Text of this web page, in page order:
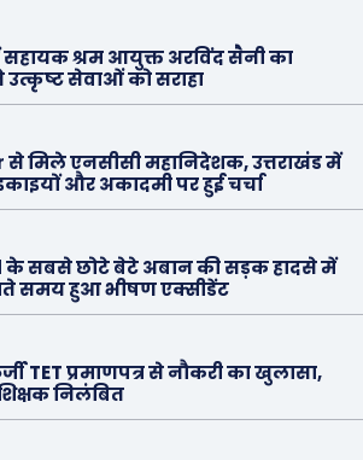
श्रम आयुक्त अरविंद सैनी का
सेवाओं को सराहा
से मिले एनसीसी महानिदेशक, उत्तराखंड में
और अकादमी पर हुई चर्चा
के सबसे छोटे बेटे अबान की सड़क हादसे में
समय हुआ भीषण एक्सीडेंट
TET प्रमाणपत्र से नौकरी का खुलासा,
निलंबित